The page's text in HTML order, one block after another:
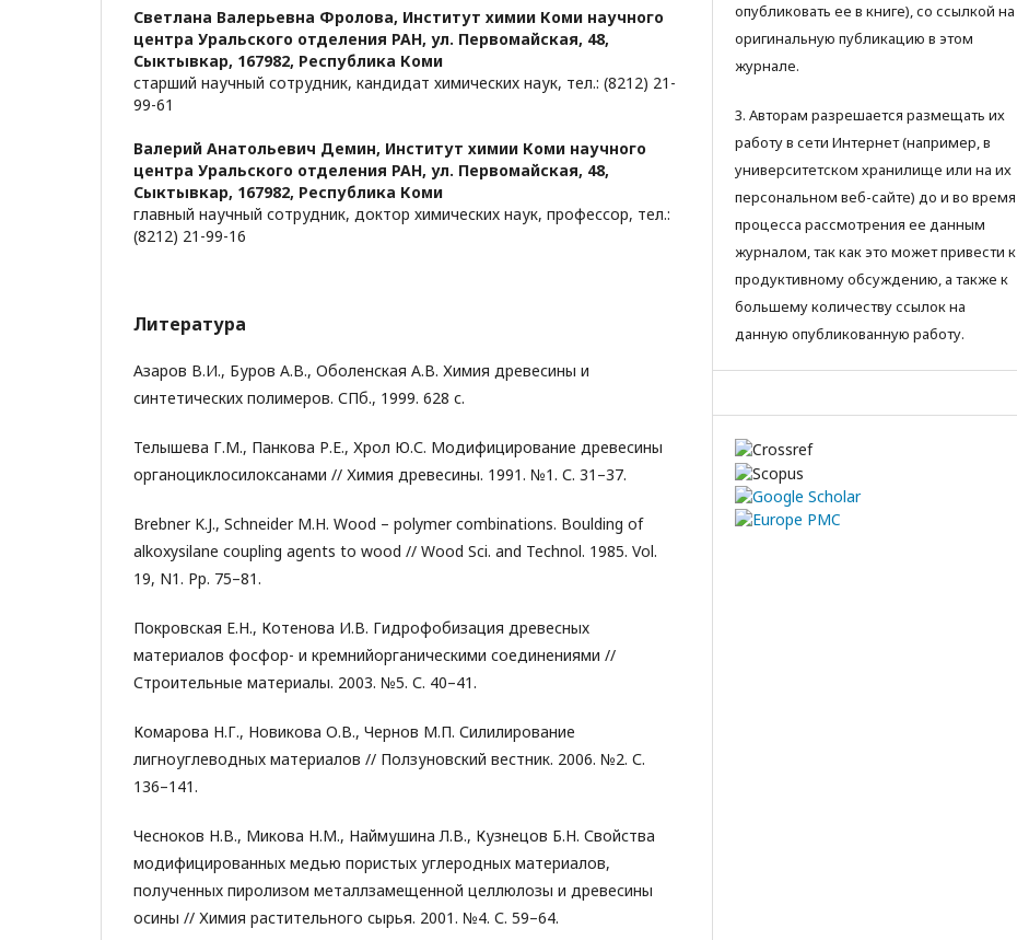
Светлана Валерьевна Фролова, Институт химии Коми научного
центра Уральского отделения РАН, ул. Первомайская, 48,
Сыктывкар, 167982, Республика Коми
старший научный сотрудник, кандидат химических наук, тел.: (8212) 21-
99-61
Валерий Анатольевич Демин, Институт химии Коми научного
центра Уральского отделения РАН, ул. Первомайская, 48,
Сыктывкар, 167982, Республика Коми
главный научный сотрудник, доктор химических наук, профессор, тел.:
(8212) 21-99-16
Литература
Азаров В.И., Буров А.В., Оболенская А.В. Химия древесины и
синтетических полимеров. СПб., 1999. 628 с.
Телышева Г.М., Панкова Р.Е., Хрол Ю.С. Модифицирование древесины
органоциклосилоксанами // Химия древесины. 1991. №1. С. 31–37.
Brebner K.J., Schneider M.H. Wood – polymer combinations. Boulding of
alkoxysilane coupling agents to wood // Wood Sci. and Technol. 1985. Vol.
19, N1. Pp. 75–81.
Покровская Е.Н., Котенова И.В. Гидрофобизация древесных
материалов фосфор- и кремнийорганическими соединениями //
Строительные материалы. 2003. №5. С. 40–41.
Комарова Н.Г., Новикова О.В., Чернов М.П. Силилирование
лигноуглеводных материалов // Ползуновский вестник. 2006. №2. С.
136–141.
Чесноков Н.В., Микова Н.М., Наймушина Л.В., Кузнецов Б.Н. Свойства
модифицированных медью пористых углеродных материалов,
полученных пиролизом металлзамещенной целлюлозы и древесины
осины // Химия растительного сырья. 2001. №4. С. 59–64.
опубликовать ее в книге), со ссылкой на
оригинальную публикацию в этом
журнале.
3. Авторам разрешается размещать их
работу в сети Интернет (например, в
университетском хранилище или на их
персональном веб-сайте) до и во время
процесса рассмотрения ее данным
журналом, так как это может привести к
продуктивному обсуждению, а также к
большему количеству ссылок на
данную опубликованную работу.